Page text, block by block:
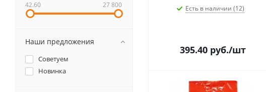
Есть в наличии (12)
395.40 руб./шт
42.60 27 800
Наши предложения
Советуем
Новинка